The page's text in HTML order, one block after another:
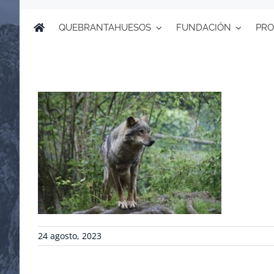
QUEBRANTAHUESOS FUNDACIÓN
24 agosto, 2023